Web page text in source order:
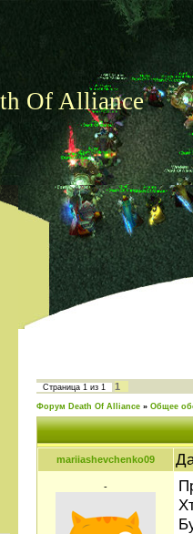
Of Alliance
Страница 1 из 1 1
Форум Death Of Alliance » Общее
mariiashevchenko09
-